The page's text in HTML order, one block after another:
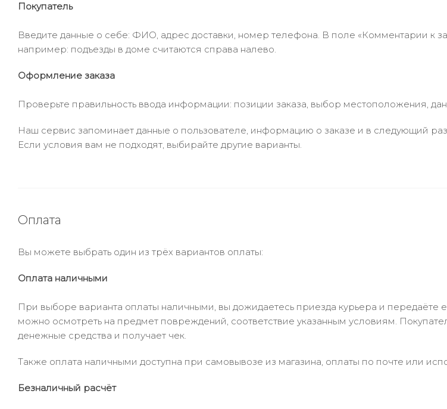
Покупатель
Введите данные о себе: ФИО, адрес доставки, номер телефона. В поле «Комментарии к
например: подъезды в доме считаются справа налево.
Оформление заказа
Проверьте правильность ввода информации: позиции заказа, выбор местоположения,
Наш сервис запоминает данные о пользователе, информацию о заказе и в следующий
Если условия вам не подходят, выбирайте другие варианты.
Оплата
Вы можете выбрать один из трёх вариантов оплаты:
Оплата наличными
При выборе варианта оплаты наличными, вы дожидаетесь приезда курьера и передаёте
можно осмотреть на предмет повреждений, соответствие указанным условиям.
денежные средства и получает чек.
Также оплата наличными доступна при самовывозе из магазина, оплаты по почте или
Безналичный расчёт